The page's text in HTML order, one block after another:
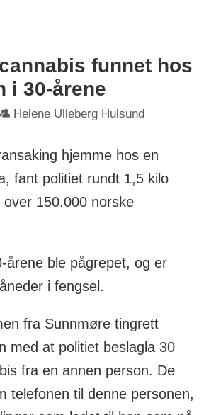
funnet hos
i 30-årene
Helene Ulleberg Hulsund
hjemme hos en
fant politiet rundt 1,5 kilo
over 150.000 norske
årene ble pågrepet, og er
i fengsel.
fra Sunnmøre tingrett
med at politiet beslagla 30
fra en annen person. De
telefonen til denne personen,